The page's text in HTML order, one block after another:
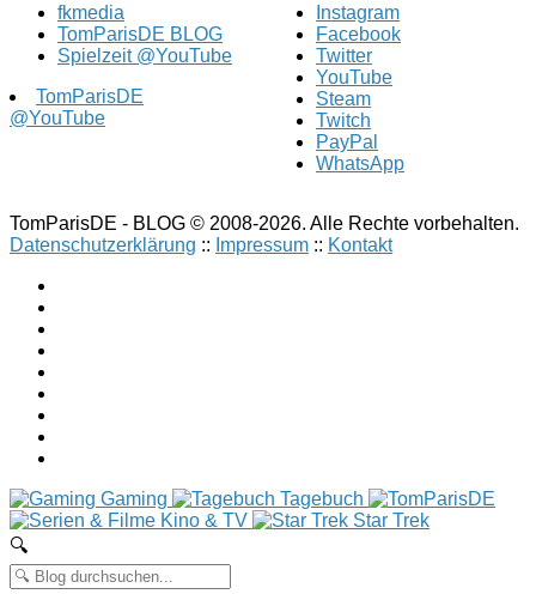
fkmedia
TomParisDE BLOG
Spielzeit @YouTube
TomParisDE
@YouTube
Instagram
Facebook
Twitter
YouTube
Steam
Twitch
PayPal
WhatsApp
TomParisDE - BLOG © 2008-2026. Alle Rechte vorbehalten.
Datenschutzerklärung :: Impressum :: Kontakt
Gaming
Tagebuch
Kino & TV
Star Trek
🔍